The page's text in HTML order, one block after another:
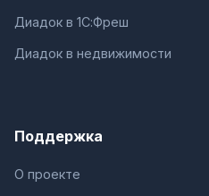
Диадок в 1С:Фреш
Диадок в недвижимости
Поддержка
О проекте